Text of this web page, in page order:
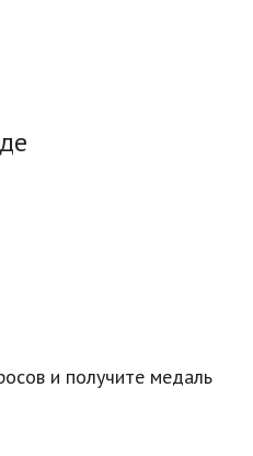
и получите медаль